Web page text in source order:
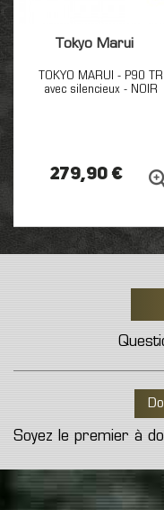
Tokyo Marui
TOKYO MARUI - P90 TR
avec silencieux - NOIR
279,90 €
Soyez le premier à